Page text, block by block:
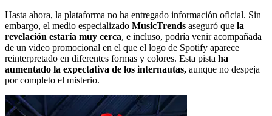
Hasta ahora, la plataforma no ha entregado información oficial. Sin
embargo, el medio especializado MusicTrends aseguró que la
revelación estaría muy cerca, e incluso, podría venir acompañada
de un video promocional en el que el logo de Spotify aparece
reinterpretado en diferentes formas y colores. Esta pista ha
aumentado la expectativa de los internautas, aunque no despeja
por completo el misterio.